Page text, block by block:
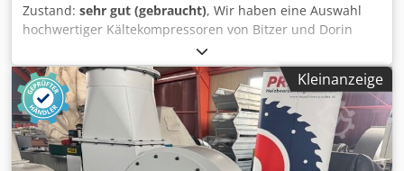
Zustand: sehr gut (gebraucht), Wir haben eine Auswahl
hochwertiger Kältekompressoren von Bitzer und Dorin
sofort verfügbar. Ideal für Industrie, Kühlung und
Klimaanlagen. Dsdpsyx U Hvsfx Am Tjck Artikel Nr.: Kühl
016 Hersteller: Bitzer Typ: 4JTC-15K-40P Mit Ölstands
Überwachung EMERSON OM4-120 Halbhermetisch
Kältemittel R-744, CO² für transkritische Anwendung
Fördervolumen: 9,2 m³/h Max. Überdruck (ND/HD) 75/130
bar Bestand: 2 Stück Artikel Nr.: Kühl 018 Hersteller: Bitzer
Kleinanzeige